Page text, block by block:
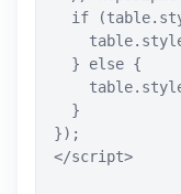
if
  } else {
  }
});
</script>